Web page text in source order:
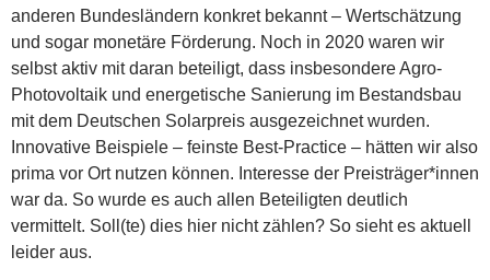
anderen Bundesländern konkret bekannt – Wertschätzung
und sogar monetäre Förderung. Noch in 2020 waren wir
selbst aktiv mit daran beteiligt, dass insbesondere Agro-
Photovoltaik und energetische Sanierung im Bestandsbau
mit dem Deutschen Solarpreis ausgezeichnet wurden.
Innovative Beispiele – feinste Best-Practice – hätten wir also
prima vor Ort nutzen können. Interesse der Preisträger*innen
war da. So wurde es auch allen Beteiligten deutlich
vermittelt. Soll(te) dies hier nicht zählen? So sieht es aktuell
leider aus.